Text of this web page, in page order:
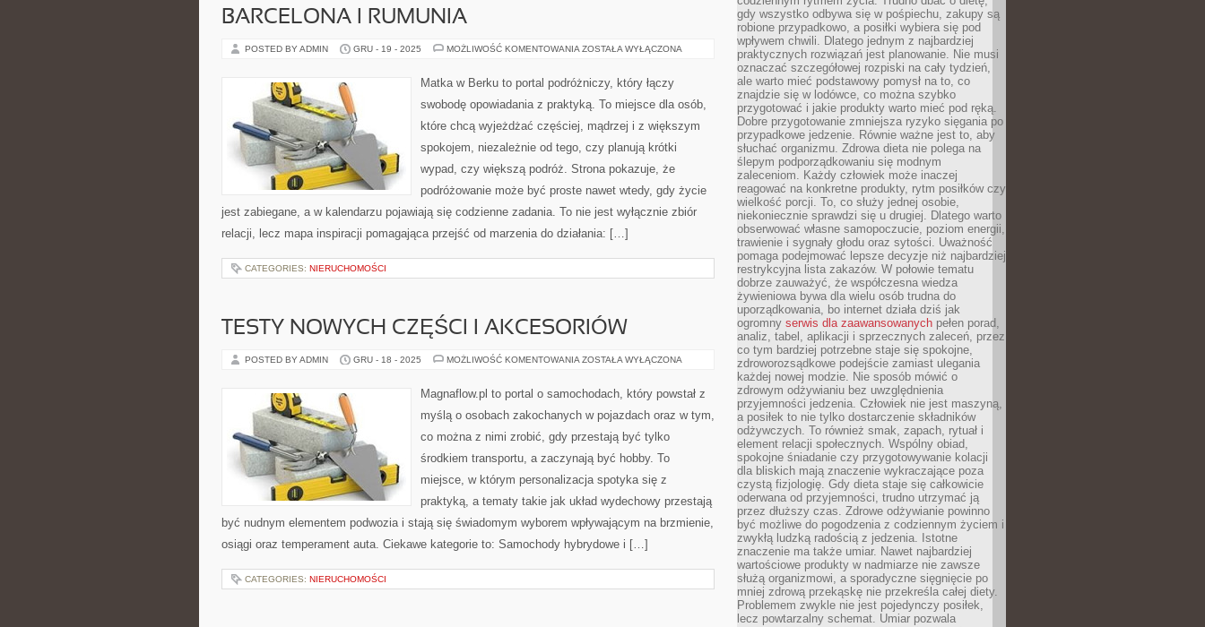
BARCELONA I RUMUNIA
POSTED BY ADMIN GRU - 19 - 2025 MOŻLIWOŚĆ KOMENTOWANIA BARCELONA
ZOSTAŁA WYŁĄCZONA
Matka w Berku to portal podróżniczy, który łączy
swobodę opowiadania z praktyką. To miejsce dla osób,
które chcą wyjeżdżać częściej, mądrzej i z większym
spokojem, niezależnie od tego, czy planują krótki
wypad, czy większą podróż. Strona pokazuje, że
podróżowanie może być proste nawet wtedy, gdy życie
jest zabiegane, a w kalendarzu pojawiają się codzienne zadania. To nie jest wyłącznie zbiór
relacji, lecz mapa inspiracji pomagająca przejść od marzenia do działania: […]
CATEGORIES: NIERUCHOMOŚCI
TESTY NOWYCH CZĘŚCI I AKCESORIÓW
POSTED BY ADMIN GRU - 18 - 2025 MOŻLIWOŚĆ KOMENTOWANIA TESTY
I
AKCESORIÓW
ZOSTAŁA WYŁĄCZONA
Magnaflow.pl to portal o samochodach, który powstał z
myślą o osobach zakochanych w pojazdach oraz w tym,
co można z nimi zrobić, gdy przestają być tylko
środkiem transportu, a zaczynają być hobby. To
miejsce, w którym personalizacja spotyka się z
praktyką, a tematy takie jak układ wydechowy przestają
być nudnym elementem podwozia i stają się świadomym wyborem wpływającym na brzmienie,
osiągi oraz temperament auta. Ciekawe kategorie to: Samochody hybrydowe i […]
CATEGORIES: NIERUCHOMOŚCI
gdy wszystko odbywa się w pośpiechu, zakupy są
robione przypadkowo, a posiłki wybiera się pod
wpływem chwili. Dlatego jednym z najbardziej
praktycznych rozwiązań jest planowanie. Nie musi
oznaczać szczegółowej rozpiski na cały tydzień,
ale warto mieć podstawowy pomysł na to, co
znajdzie się w lodówce, co można szybko
przygotować i jakie produkty warto mieć pod ręką.
Dobre przygotowanie zmniejsza ryzyko sięgania po
przypadkowe jedzenie. Równie ważne jest to, aby
słuchać organizmu. Zdrowa dieta nie polega na
ślepym podporządkowaniu się modnym
zaleceniom. Każdy człowiek może inaczej
reagować na konkretne produkty, rytm posiłków czy
wielkość porcji. To, co służy jednej osobie,
niekoniecznie sprawdzi się u drugiej. Dlatego warto
obserwować własne samopoczucie, poziom energii,
trawienie i sygnały głodu oraz sytości. Uważność
pomaga podejmować lepsze decyzje niż najbardziej
restrykcyjna lista zakazów. W połowie tematu
dobrze zauważyć, że współczesna wiedza
żywieniowa bywa dla wielu osób trudna do
uporządkowania, bo internet działa dziś jak
ogromny serwis dla zaawansowanych pełen porad,
analiz, tabel, aplikacji i sprzecznych zaleceń, przez
co tym bardziej potrzebne staje się spokojne,
zdroworozsądkowe podejście zamiast ulegania
każdej nowej modzie. Nie sposób mówić o
zdrowym odżywianiu bez uwzględnienia
przyjemności jedzenia. Człowiek nie jest maszyną,
a posiłek to nie tylko dostarczenie składników
odżywczych. To również smak, zapach, rytuał i
element relacji społecznych. Wspólny obiad,
spokojne śniadanie czy przygotowywanie kolacji
dla bliskich mają znaczenie wykraczające poza
czystą fizjologię. Gdy dieta staje się całkowicie
oderwana od przyjemności, trudno utrzymać ją
przez dłuższy czas. Zdrowe odżywianie powinno
być możliwe do pogodzenia z codziennym życiem i
zwykłą ludzką radością z jedzenia. Istotne
znaczenie ma także umiar. Nawet najbardziej
wartościowe produkty w nadmiarze nie zawsze
służą organizmowi, a sporadyczne sięgnięcie po
mniej zdrową przekąskę nie przekreśla całej diety.
Problemem zwykle nie jest pojedynczy posiłek,
lecz powtarzalny schemat. Umiar pozwala